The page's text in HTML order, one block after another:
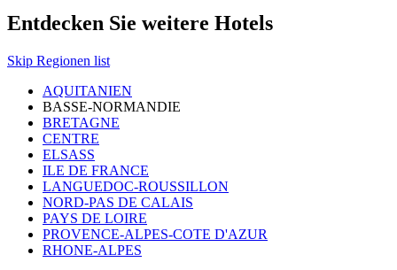
Entdecken Sie weitere Hotels
Skip Regionen list
AQUITANIEN
BASSE-NORMANDIE
BRETAGNE
CENTRE
ELSASS
ILE DE FRANCE
LANGUEDOC-ROUSSILLON
NORD-PAS DE CALAIS
PAYS DE LOIRE
PROVENCE-ALPES-COTE D'AZUR
RHONE-ALPES